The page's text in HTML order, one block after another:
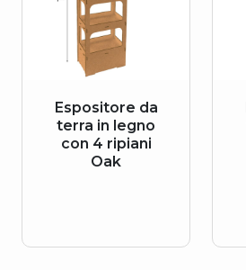
Espositore da
terra in legno
con 4 ripiani
Oak